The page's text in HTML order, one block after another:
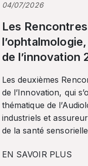
04/07/2026
Les
de l’innovation
Les deuxièmes
de l’Innovation, qui
thématique de
industriels et
de la santé
EN SAVOIR PLUS